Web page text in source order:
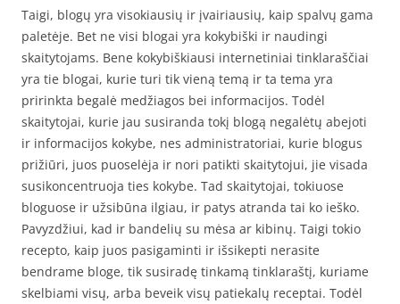
Taigi, blogų yra visokiausių ir įvairiausių, kaip spalvų gama
paletėje. Bet ne visi blogai yra kokybiški ir naudingi
skaitytojams. Bene kokybiškiausi internetiniai tinklaraščiai
yra tie blogai, kurie turi tik vieną temą ir ta tema yra
pririnkta begalė medžiagos bei informacijos. Todėl
skaitytojai, kurie jau susiranda tokį blogą negalėtų abejoti
ir informacijos kokybe, nes administratoriai, kurie blogus
prižiūri, juos puoselėja ir nori patikti skaitytojui, jie visada
susikoncentruoja ties kokybe. Tad skaitytojai, tokiuose
bloguose ir užsibūna ilgiau, ir patys atranda tai ko ieško.
Pavyzdžiui, kad ir bandelių su mėsa ar kibinų. Taigi tokio
recepto, kaip juos pasigaminti ir išsikepti nerasite
bendrame bloge, tik susiradę tinkamą tinklaraštį, kuriame
skelbiami visų, arba beveik visų patiekalų receptai. Todėl